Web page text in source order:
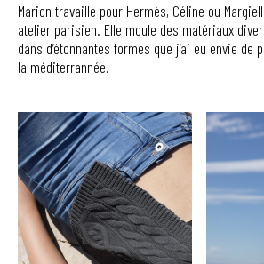
Marion travaille pour Hermès, Céline ou
atelier parisien. Elle moule des matériaux
dans d’étonnantes formes que j’ai eu envie de
la méditerrannée.